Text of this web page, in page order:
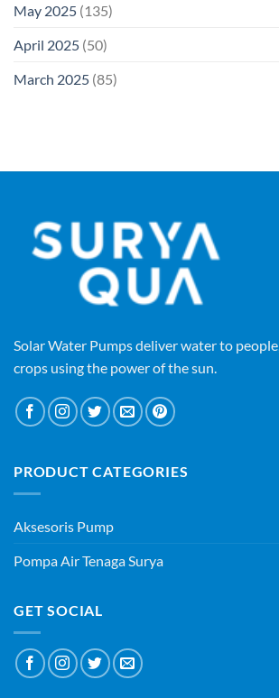
May 2025 (135)
April 2025 (50)
March 2025 (85)
Solar Water Pumps deliver water to people,
crops using the power of the sun.
PRODUCT CATEGORIES
Aksesoris Pump
Pompa Air Tenaga Surya
GET SOCIAL